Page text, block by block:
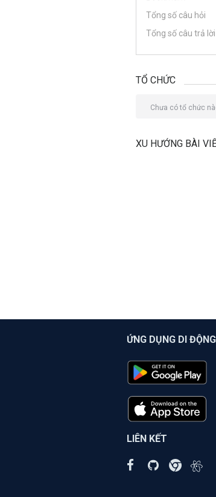
Tổng số câu hỏi
Tổng số câu trả lời
TỔ CHỨC
Chưa có tổ chức
XU HƯỚNG BÀI
ỨNG DỤNG DI ĐỘNG
LIÊN KẾT